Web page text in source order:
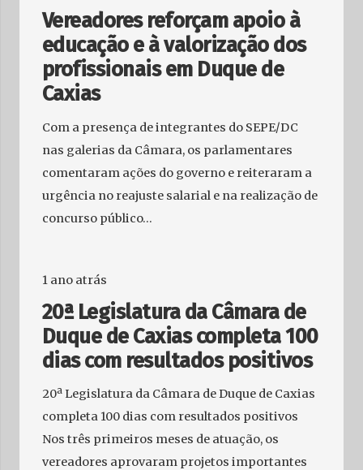
Vereadores reforçam apoio à
educação e à valorização dos
profissionais em Duque de
Caxias
Com a presença de integrantes do SEPE/DC
nas galerias da Câmara, os parlamentares
comentaram ações do governo e reiteraram a
urgência no reajuste salarial e na realização de
concurso público…
1 ano atrás
20ª Legislatura da Câmara de
Duque de Caxias completa 100
dias com resultados positivos
20ª Legislatura da Câmara de Duque de Caxias
completa 100 dias com resultados positivos
Nos três primeiros meses de atuação, os
vereadores aprovaram projetos importantes